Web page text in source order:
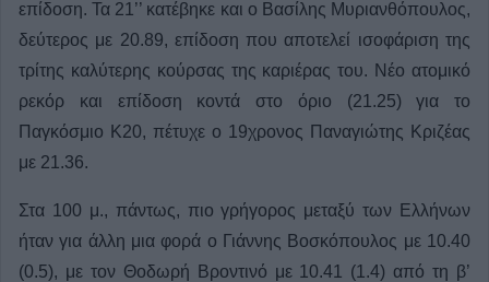
επίδοση. Τα 21’’ κατέβηκε και ο Βασίλης Μυριανθόπουλος,
δεύτερος με 20.89, επίδοση που αποτελεί ισοφάριση της
τρίτης καλύτερης κούρσας της καριέρας του. Νέο ατομικό
ρεκόρ και επίδοση κοντά στο όριο (21.25) για το
Παγκόσμιο Κ20, πέτυχε ο 19χρονος Παναγιώτης Κριζέας
με 21.36.
Στα 100 μ., πάντως, πιο γρήγορος μεταξύ των Ελλήνων
ήταν για άλλη μια φορά ο Γιάννης Βοσκόπουλος με 10.40
(0.5), με τον Θοδωρή Βροντινό με 10.41 (1.4) από τη β’